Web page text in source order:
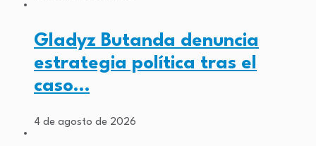
Gladyz Butanda denuncia
estrategia política tras el
caso…
4 de agosto de 2026